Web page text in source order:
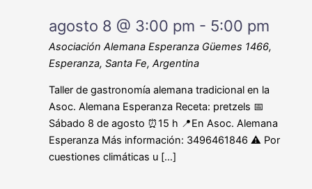
agosto 8 @ 3:00 pm - 5:00 pm
Asociación Alemana Esperanza Güemes 1466,
Esperanza, Santa Fe, Argentina
Taller de gastronomía alemana tradicional en la
Asoc. Alemana Esperanza Receta: pretzels 📅
Sábado 8 de agosto ⏰15 h 📍En Asoc. Alemana
Esperanza Más información: 3496461846 ⚠️ Por
cuestiones climáticas u […]